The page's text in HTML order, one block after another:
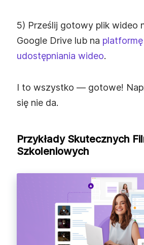
5) Prześlij gotowy plik wideo
Google Drive lub na
udostępniania wideo.
I to wszystko — gotowe!
się nie da.
Przykłady Skutecznych
Szkoleniowych